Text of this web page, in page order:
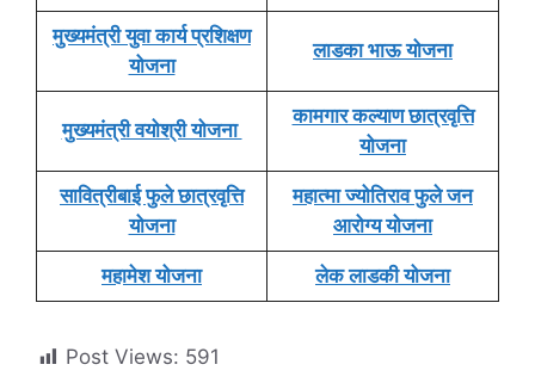
मुख्यमंत्री युवा कार्य प्रशिक्षण
योजना
लाडका भाऊ योजना
मुख्यमंत्री वयोश्री योजना
कामगार कल्याण छात्रवृत्ति
योजना
सावित्रीबाई फुले छात्रवृत्ति
योजना
महात्मा ज्योतिराव फुले जन
आरोग्य योजना
महामेश योजना लेक लाडकी योजना
Post Views: 591